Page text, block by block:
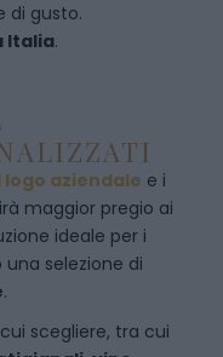
di gusto.
Italia.
aziendale e i
maggior pregio ai
ideale per i
selezione di
.
scegliere, tra cui